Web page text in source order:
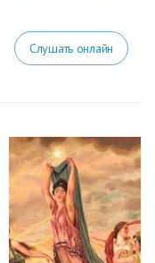
Слушать онлайн